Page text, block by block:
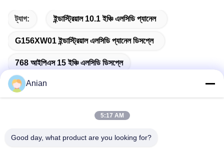
ট্যাগ: ইন্ডাস্ট্রিয়াল 10.1 ইঞ্চি এলসিডি প্যানেল
G156XW01 ইন্ডাস্ট্রিয়াল এলসিডি প্যানেল ডিসপ্লে
768 আইপিএস 15 ইঞ্চি এলসিডি ডিসপ্লে
Anian
5:17 AM
Good day, what product are you looking for?